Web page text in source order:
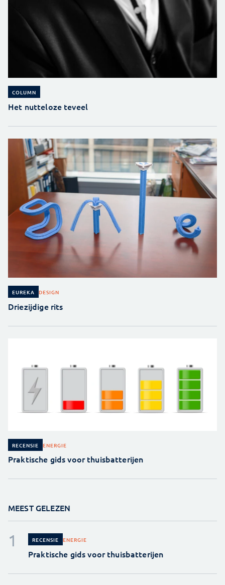
COLUMN
Het nutteloze teveel
EUREKA DESIGN
Driezijdige rits
RECENSIE ENERGIE
Praktische gids voor thuisbatterijen
MEEST GELEZEN
RECENSIE ENERGIE
Praktische gids voor thuisbatterijen